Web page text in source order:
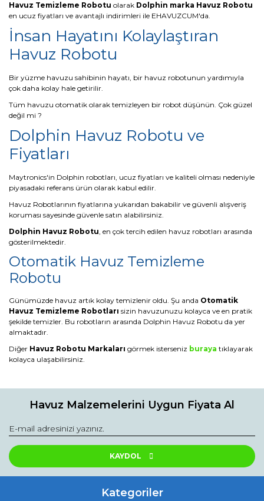
Havuz Temizleme Robotu olarak Dolphin marka Havuz Robotu
en ucuz fiyatları ve avantajlı indirimleri ile EHAVUZCUM'da.
İnsan Hayatını Kolaylaştıran
Havuz Robotu
Bir yüzme havuzu sahibinin hayatı, bir havuz robotunun yardımıyla
çok daha kolay hale getirilir.
Tüm havuzu otomatik olarak temizleyen bir robot düşünün. Çok güzel
değil mi ?
Dolphin Havuz Robotu ve
Fiyatları
Maytronics'in Dolphin robotları, ucuz fiyatları ve kaliteli olması nedeniyle
piyasadaki referans ürün olarak kabul edilir.
Havuz Robotlarının fiyatlarına yukarıdan bakabilir ve güvenli alışveriş
koruması sayesinde güvenle satın alabilirsiniz.
Dolphin Havuz Robotu, en çok tercih edilen havuz robotları arasında
gösterilmektedir.
Otomatik Havuz Temizleme
Robotu
Günümüzde havuz artık kolay temizlenir oldu. Şu anda Otomatik
Havuz Temizleme Robotları sizin havuzunuzu kolayca ve en pratik
şekilde temizler. Bu robotların arasında Dolphin Havuz Robotu da yer
almaktadır.
Diğer Havuz Robotu Markaları görmek isterseniz buraya tıklayarak
kolayca ulaşabilirsiniz.
Havuz Malzemelerini Uygun Fiyata Al
KAYDOL
Kategoriler